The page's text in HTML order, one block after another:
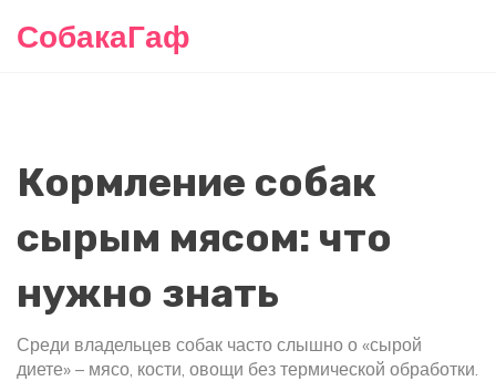
СобакаГаф
Кормление собак
сырым мясом: что
нужно знать
Среди владельцев собак часто слышно о «сырой
диете» – мясо, кости, овощи без термической обработки.